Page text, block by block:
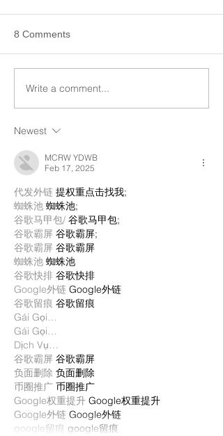
8 Comments
Write a comment...
Newest
MCRW YDWB
Feb 17, 2025
代发外链 提权重点击找我;
蜘蛛池 蜘蛛池;
谷歌马甲包/ 谷歌马甲包;
谷歌霸屏 谷歌霸屏;
谷歌霸屏 谷歌霸屏
蜘蛛池 蜘蛛池
谷歌快排 谷歌快排
Google外链 Google外链
谷歌留痕 谷歌留痕
Gái Gọi…
Gái Gọi…
Dịch Vụ…
谷歌霸屏 谷歌霸屏
负面删除 负面删除
币圈推广 币圈推广
Google权重提升 Google权重提升
Google外链 Google外链
google留痕 google留痕